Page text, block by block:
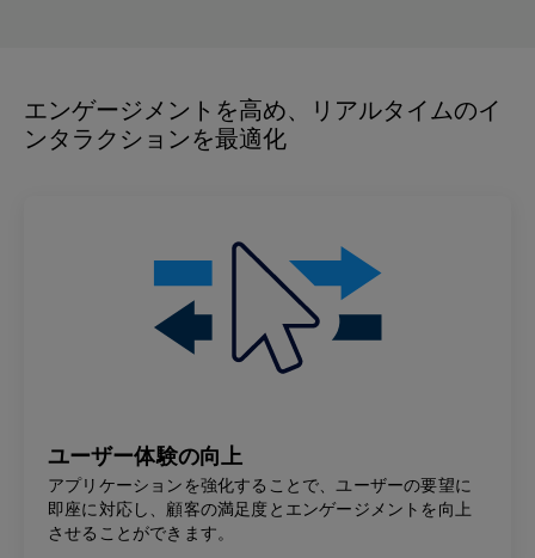
エンゲージメントを高め、リアルタイムのイ
ンタラクションを最適化
ユーザー体験の向上
アプリケーションを強化することで、ユーザーの要望に
即座に対応し、顧客の満足度とエンゲージメントを向上
させることができます。